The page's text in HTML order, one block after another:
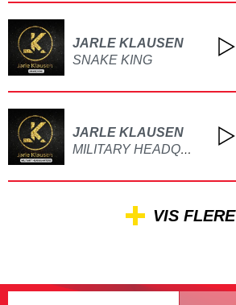
JARLE KLAUSEN
SNAKE KING
JARLE KLAUSEN
MILITARY HEADQUARTERS
VIS FLERE